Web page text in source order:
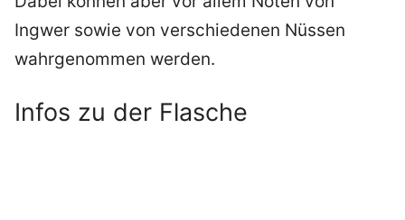
Ingwer sowie von verschiedenen Nüssen
wahrgenommen werden.
Infos zu der Flasche